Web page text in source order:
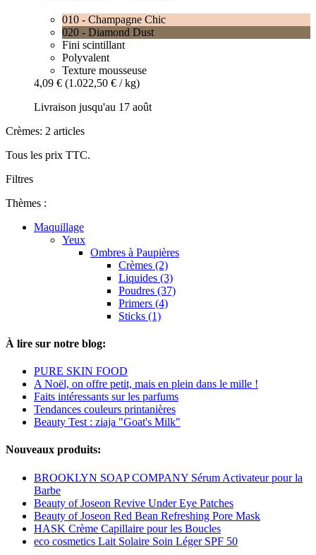
010 - Champagne Chic
020 - Diamond Dust
Fini scintillant
Polyvalent
Texture mousseuse
4,09 € (1.022,50 € / kg)
Livraison jusqu'au 17 août
Crèmes: 2 articles
Tous les prix TTC.
Filtres
Thèmes :
Maquillage
Yeux
Ombres à Paupières
Crèmes (2)
Liquides (3)
Poudres (37)
Primers (4)
Sticks (1)
À lire sur notre blog:
PURE SKIN FOOD
A Noël, on offre petit, mais en plein dans le mille !
Faits intéressants sur les parfums
Tendances couleurs printanières
Beauty Test : ziaja "Goat's Milk"
Nouveaux produits:
BROOKLYN SOAP COMPANY Sérum Activateur pour la
Barbe
Beauty of Joseon Revive Under Eye Patches
Beauty of Joseon Red Bean Refreshing Pore Mask
HASK Crème Capillaire pour les Boucles
eco cosmetics Lait Solaire Soin Léger SPF 50